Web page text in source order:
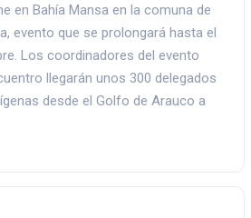
en Bahía Mansa en la comuna de
evento que se prolongará hasta el
Los coordinadores del evento
llegarán unos 300 delegados
desde el Golfo de Arauco a